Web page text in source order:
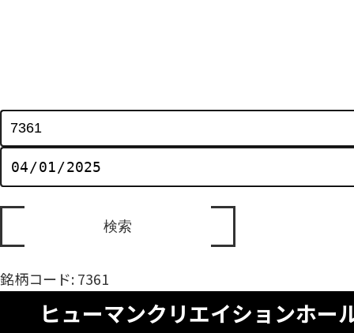
銘柄コード: 7361
ヒューマンクリエイションホー